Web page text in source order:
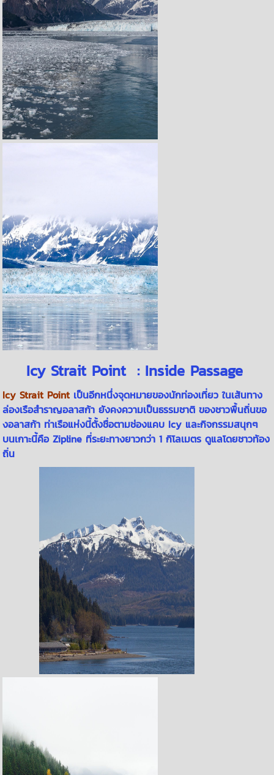
Icy Strait Point : Inside Passage
Icy Strait Point เป็นอีกหนึ่งจุดหมายของนักท่องเที่ยว ในเส้นทาง
ล่องเรือสำราญอลาสก้า ยังคงความเป็นธรรมชาติ ของชาวพื้นถิ่นขอ
งอลาสก้า ท่าเรือแห่งนี้ตั้งชื่อตามช่องแคบ Icy และกิจกรรมสนุกๆ
บนเกาะนี้คือ Zipline ที่ระยะทางยาวกว่า 1 กิโลเมตร ดูแลโดยชาวท้อง
ถิ่น